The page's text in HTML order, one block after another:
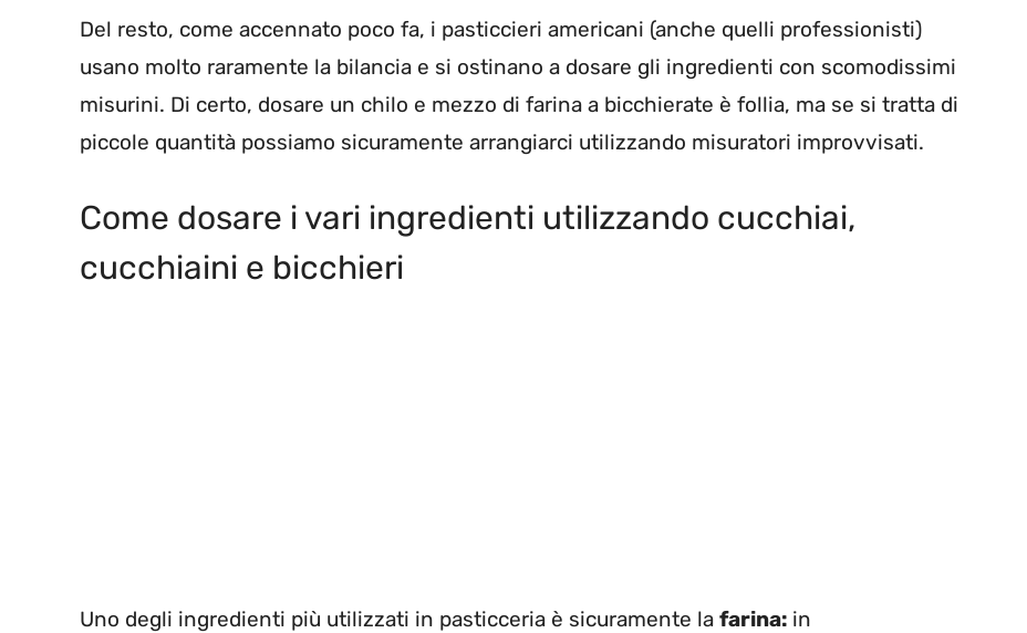
Del resto, come accennato poco fa, i pasticcieri americani (anche quelli professionisti)
usano molto raramente la bilancia e si ostinano a dosare gli ingredienti con scomodissimi
misurini. Di certo, dosare un chilo e mezzo di farina a bicchierate è follia, ma se si tratta di
piccole quantità possiamo sicuramente arrangiarci utilizzando misuratori improvvisati.
Come dosare i vari ingredienti utilizzando cucchiai,
cucchiaini e bicchieri
Uno degli ingredienti più utilizzati in pasticceria è sicuramente la farina: in